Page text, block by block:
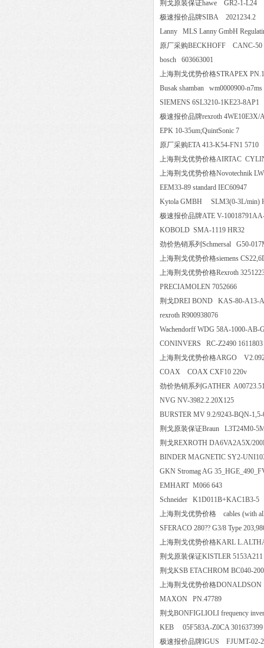
荆戈原装保证hawe GR2-1-
极速报价品牌SIBA
Lanny MLS Lanny GmbH
原厂采购BECKHOFF
bosch 603663001
上海荆戈优势价格STRAPEX
Busak shamban wm0000900-
SIEMENS 6SL3210-1KE23-
极速报价品牌rexroth
EPK 10-35um;QuintSonic 7
原厂采购ETA 413-K54-FN1
上海荆戈优势价格AIRTAC
上海荆戈优势价格Novotechnik
EEM33-89 standard IEC60947
Kytola GMBH SLM3(0-3L/
极速报价品牌ATE V-
KOBOLD SMA-1119 HR32
劲价热销系列Schmersal G50-
上海荆戈优势价格siemens
上海荆戈优势价格Rexroth
PRECIAMOLEN 7052666
荆戈DREI BOND KAS-80-
rexroth R900938076
Wachendorff WDG 58A-1000-
CONINVERS RC-Z2490
上海荆戈优势价格ARGO
COAX COAX CXF10
劲价热销系列GATHER
NVG NV-3982.2.20X125
BURSTER MV 9.2/9243-BQN-
荆戈原装保证Braun
荆戈REXROTH
BINDER MAGNETIC SY2-
GKN Stromag AG
EMHART M066 643
Schneider
上海荆戈优势价格 cables
SFERACO 280?? G3/8 Type
上海荆戈优势价格KARL
荆戈原装保证KISTLER
荆戈KSB ETACHROM BC040-
上海荆戈优势价格
MAXON PN.47789
荆戈BONFIGLIOLI frequency
KEB 05F583A-Z0CA
极速报价品牌IGUS FJUMT-